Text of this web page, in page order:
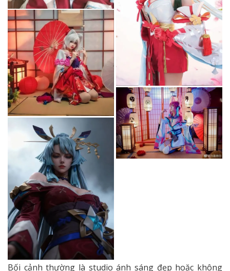
Bối cảnh thường là studio ánh sáng đẹp hoặc không